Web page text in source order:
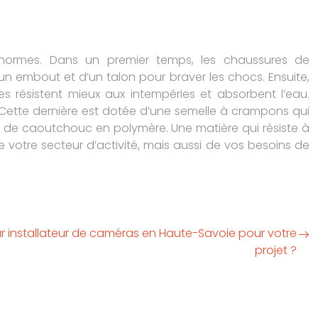
Dans un premier temps, les chaussures de
embout et d’un talon pour braver les chocs. Ensuite,
résistent mieux aux intempéries et absorbent l’eau.
dernière est dotée d’une semelle à crampons qui
caoutchouc en polymère. Une matière qui résiste à
secteur d’activité, mais aussi de vos besoins de
installateur de caméras en Haute-Savoie pour votre
projet ?